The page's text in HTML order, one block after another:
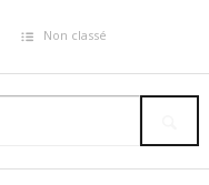
Non classé